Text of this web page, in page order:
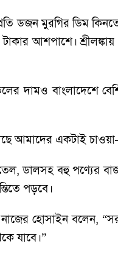
ডজন মুরগির ডিম
আশপাশে।
দামও বাংলাদেশে
একটাই
ডালসহ বহু পণ্যের
পড়বে।
হোসাইন বলেন,
যাবে।”